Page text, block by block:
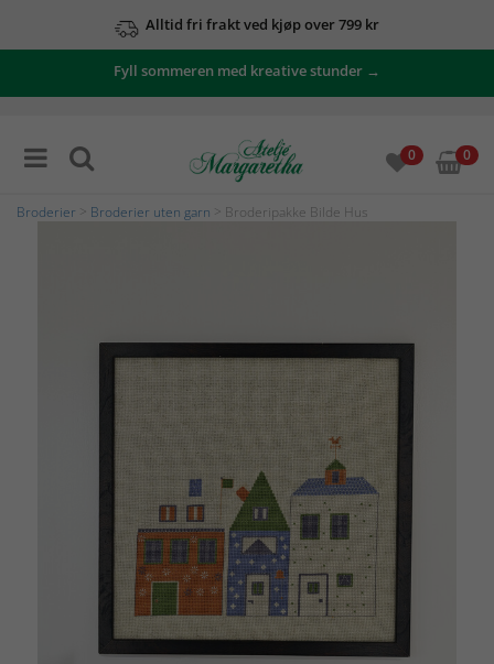
Alltid fri frakt ved kjøp over 799 kr
Fyll sommeren med kreative stunder →
0 0
Broderier Broderier uten garn > Broderipakke Bilde Hus